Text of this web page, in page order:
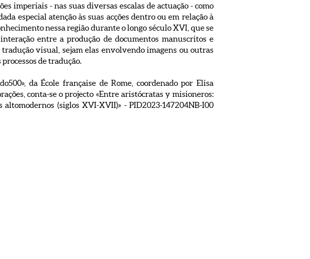
imperiais - nas suas diversas escalas de actuação - como
especial atenção às suas acções dentro ou em relação à
nessa região durante o longo século XVI, que se
entre a produção de documentos manuscritos e
visual, sejam elas envolvendo imagens ou outras
de tradução.
da École française de Rome, coordenado por Elisa
conta-se o projecto «Entre aristócratas y misioneros:
(siglos XVI-XVII)» - PID2023-147204NB-I00